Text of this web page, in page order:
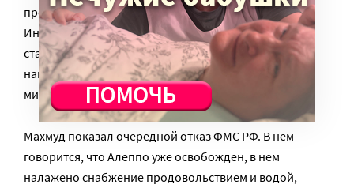
проживания», дающий право на трудоустройство.
Иностранному гражданину, получившему данный
статус, выдается удостоверение беженца, а его
национальный паспорт изымается для хранения в
миграционной службе.
Махмуд показал очередной отказ ФМС РФ. В нем
говорится, что Алеппо уже освобожден, в нем
налажено снабжение продовольствием и водой,